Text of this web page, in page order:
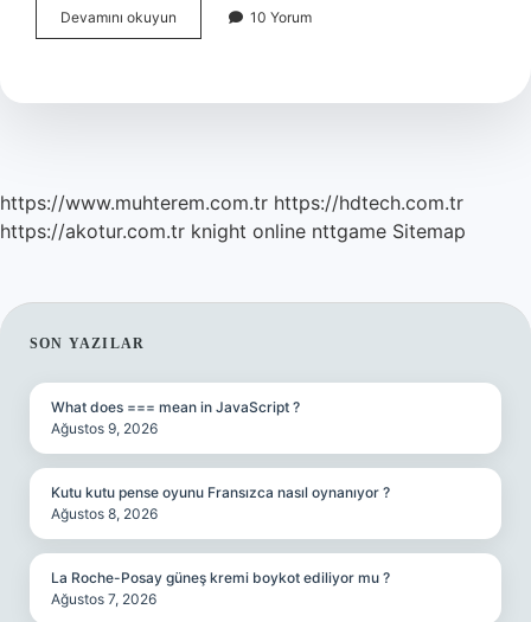
Devamını okuyun Başkatip
Ne
Alır
10 Yorum
https://www.muhterem.com.tr https://hdtech.com.tr
https://akotur.com.tr knight online nttgame Sitemap
SIDEBAR
SON YAZILAR
What does === mean in JavaScript ?
Ağustos 9, 2026
Kutu kutu pense oyunu Fransızca nasıl oynanıyor ?
Ağustos 8, 2026
La Roche-Posay güneş kremi boykot ediliyor mu ?
Ağustos 7, 2026